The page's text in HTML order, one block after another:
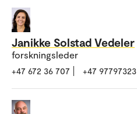
Janikke Solstad Vedeler
forskningsleder
+47 672 36 707 +47 97797323